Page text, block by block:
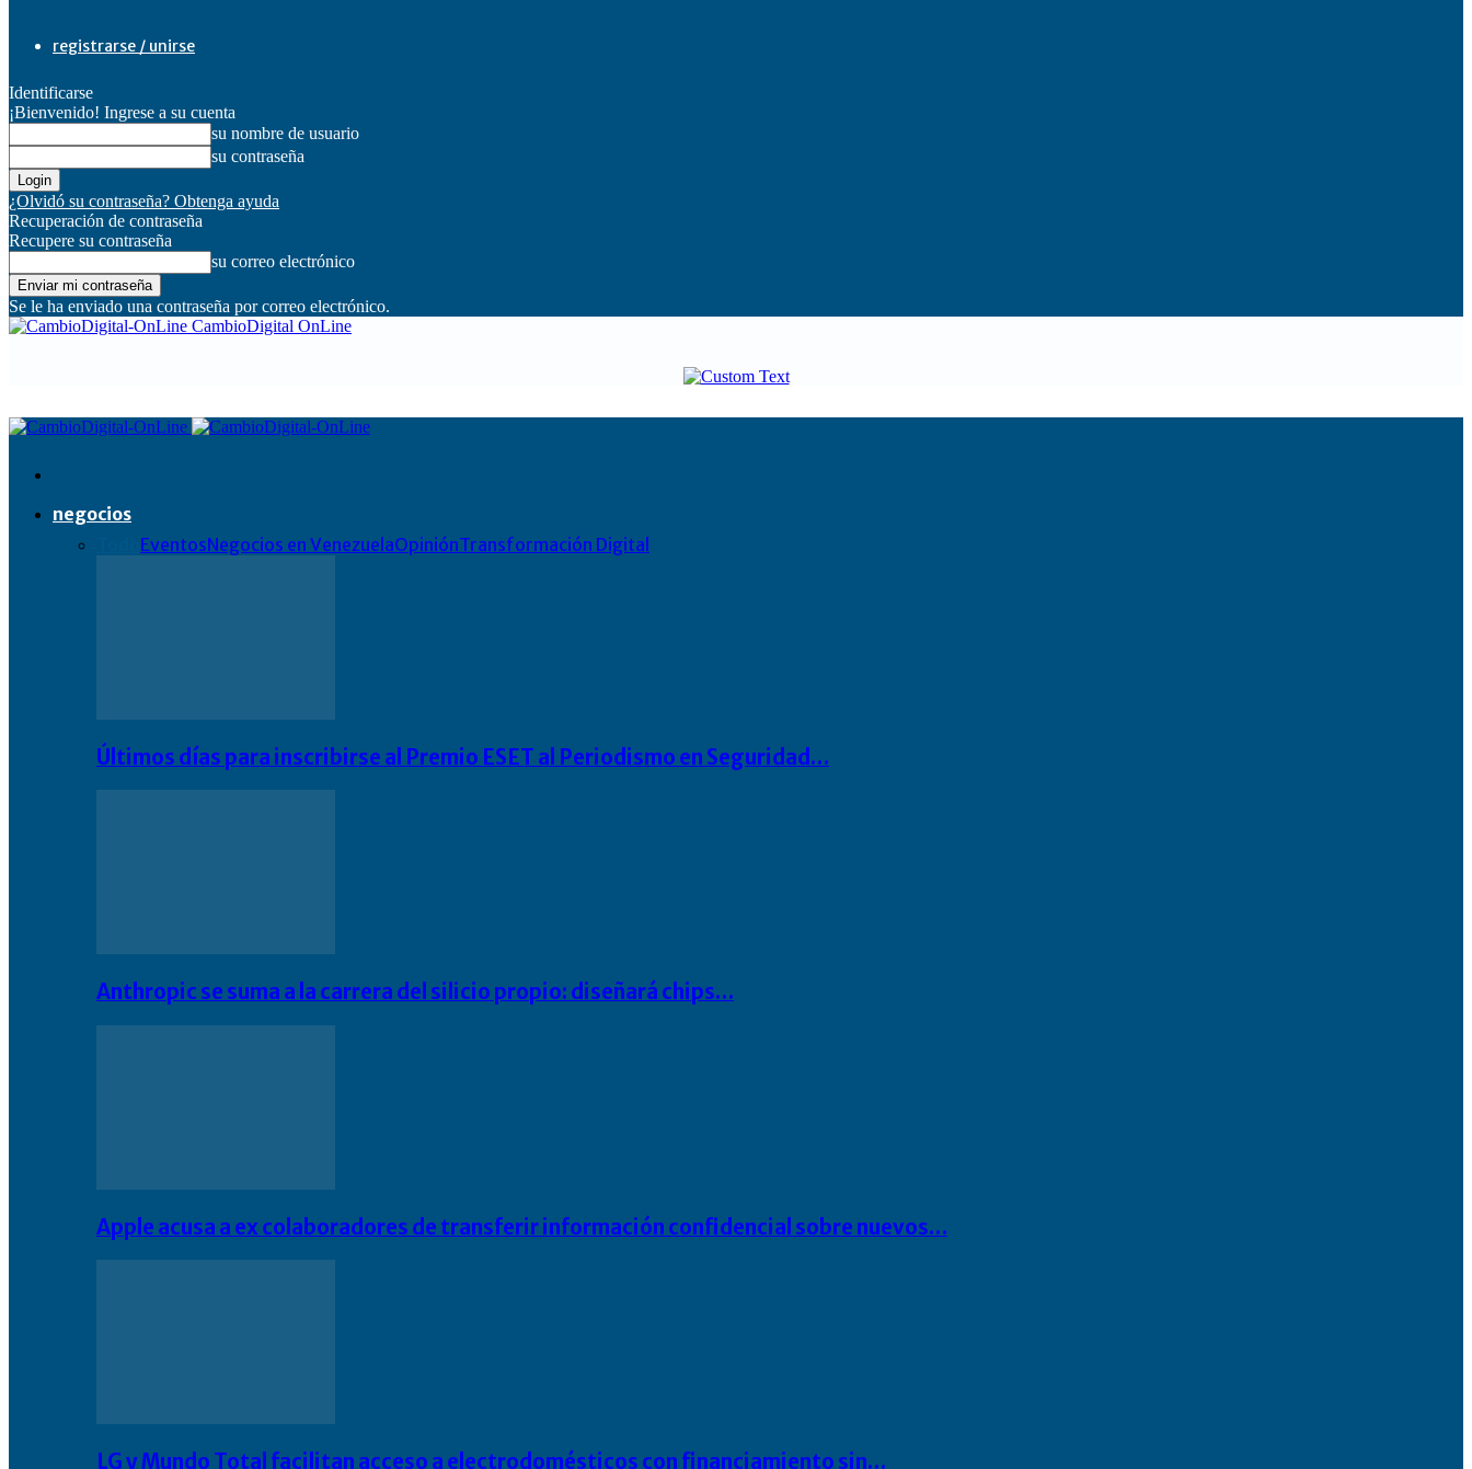
registrarse / unirse
Identificarse
¡Bienvenido! Ingrese a su cuenta
su nombre de usuario
su contraseña
¿Olvidó su contraseña? Obtenga ayuda
Recuperación de contraseña
Recupere su contraseña
su correo electrónico
Se le ha enviado una contraseña por correo electrónico.
CambioDigital OnLine
negocios
EventosNegocios en VenezuelaOpiniónTransformación Digital
Últimos días para inscribirse al Premio ESET al Periodismo en Seguridad…
Anthropic se suma a la carrera del silicio propio: diseñará chips…
Apple acusa a ex colaboradores de transferir información confidencial sobre nuevos…
LG y Mundo Total facilitan acceso a electrodomésticos con financiamiento sin…